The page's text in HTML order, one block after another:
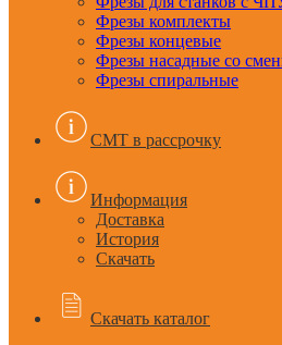
Фрезы комплекты
Фрезы концевые
Фрезы насадные со
Фрезы спиральные
CMT в рассрочку
Информация
Доставка
История
Скачать
Скачать каталог